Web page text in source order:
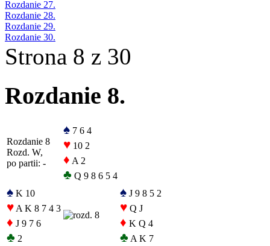
Rozdanie 27.
Rozdanie 28.
Rozdanie 29.
Rozdanie 30.
Strona 8 z 30
Rozdanie 8.
Rozdanie 8
Rozd. W,
po partii: -
♠ 7 6 4
♥ 10 2
♦ A 2
♣ Q 9 8 6 5 4
♠ K 10
♥ A K 8 7 4 3
♦ J 9 7 6
♣ 2
♠ J 9 8 5 2
♥ Q J
♦ K Q 4
♣ A K 7